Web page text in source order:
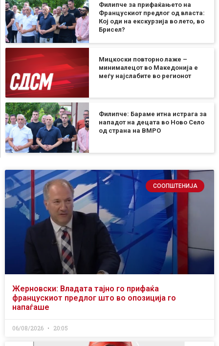
Филипче за прифаќањето на
Францускиот предлог од власта:
Кој оди на екскурзија во лето, во
Брисел?
Мицкоски повторно лаже –
минималецот во Македонија е
меѓу најслабите во регионот
Филипче: Бараме итна истрага за
нападот на децата во Ново Село
од страна на ВМРО
СООПШТЕНИЈА
Жерновски: Владата тајно го прифаќа
францускиот предлог што во опозиција го
напаѓаше
06/08/2026 20:05